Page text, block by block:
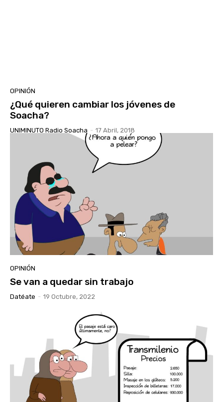
OPINIÓN
¿Qué quieren cambiar los jóvenes de
Soacha?
UNIMINUTO Radio Soacha - 17 Abril, 2018
OPINIÓN
Se van a quedar sin trabajo
Datéate - 19 Octubre, 2022